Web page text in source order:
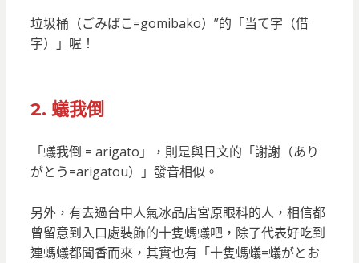
垃圾桶（ごみばこ=gomibako）”的「当て字（借
字）」喔！
2. 蟻我倒
「蟻我倒 = arigato」，則是與日文的「謝謝（あり
がとう=arigatou）」發音相似。
另外，有去過台中人氣冰品店宮原眼科的人，相信都
曾留意到入口處裝飾的十隻螞蟻吧，除了代表好吃到
連螞蟻都聞香而來，其實也有「十隻螞蟻=蟻がとお